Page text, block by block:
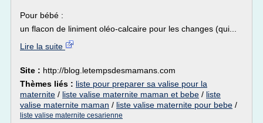
Pour bébé :
un flacon de liniment oléo-calcaire pour les changes (qui...
Lire la suite
Site : http://blog.letempsdesmamans.com
Thèmes liés : liste pour preparer sa valise pour la
maternite / liste valise maternite maman et bebe / liste
valise maternite maman / liste valise maternite pour bebe /
liste valise maternite cesarienne